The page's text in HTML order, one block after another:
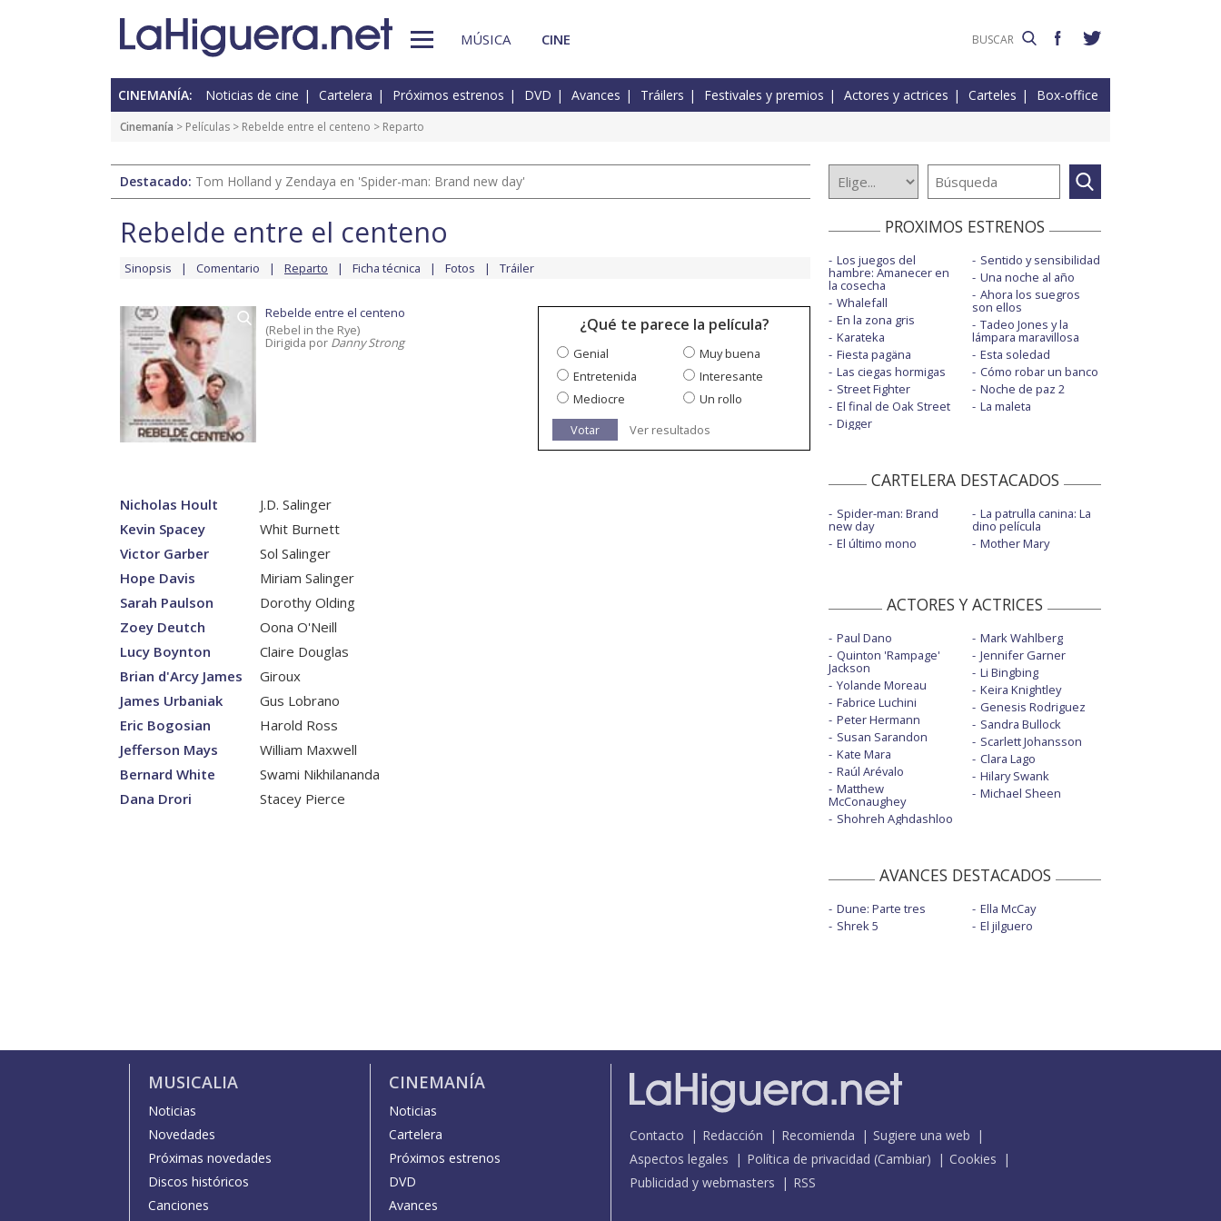
MÚSICA CINE
CINEMANÍA: Noticias de cine Cartelera Próximos estrenos DVD Avances Tráilers Festivales y premios Actores y actrices Carteles Box-office
Cinemanía > Películas > Rebelde entre el centeno > Reparto
Destacado: Tom Holland y Zendaya en 'Spider-man: Brand new day'
Rebelde entre el centeno
Sinopsis Comentario Reparto Ficha técnica Fotos Tráiler
Rebelde entre el centeno
(Rebel in the Rye)
Dirigida por Danny Strong
¿Qué te parece la película?
Genial
Muy buena
Entretenida
Interesante
Mediocre
Un rollo
Votar
Ver resultados
Nicholas Hoult
J.D. Salinger
Kevin Spacey
Whit Burnett
Victor Garber
Sol Salinger
Hope Davis
Miriam Salinger
Sarah Paulson
Dorothy Olding
Zoey Deutch
Oona O'Neill
Lucy Boynton
Claire Douglas
Brian d'Arcy James
Giroux
James Urbaniak
Gus Lobrano
Eric Bogosian
Harold Ross
Jefferson Mays
William Maxwell
Bernard White
Swami Nikhilananda
Dana Drori
Stacey Pierce
PROXIMOS ESTRENOS
Los juegos del
hambre: Amanecer en
la cosecha
Whalefall
En la zona gris
Karateka
Fiesta pagäna
Las ciegas hormigas
Street Fighter
El final de Oak Street
Digger
Sentido y sensibilidad
Una noche al año
Ahora los suegros
son ellos
Tadeo Jones y la
lámpara maravillosa
Esta soledad
Cómo robar un banco
Noche de paz 2
La maleta
CARTELERA DESTACADOS
Spider-man: Brand
new day
El último mono
La patrulla canina: La
dino película
Mother Mary
ACTORES Y ACTRICES
Paul Dano
Quinton 'Rampage'
Jackson
Yolande Moreau
Fabrice Luchini
Peter Hermann
Susan Sarandon
Kate Mara
Raúl Arévalo
Matthew
McConaughey
Shohreh Aghdashloo
Mark Wahlberg
Jennifer Garner
Li Bingbing
Keira Knightley
Genesis Rodriguez
Sandra Bullock
Scarlett Johansson
Clara Lago
Hilary Swank
Michael Sheen
AVANCES DESTACADOS
Dune: Parte tres
Shrek 5
Ella McCay
El jilguero
MUSICALIA
Noticias
Novedades
Próximas novedades
Discos históricos
Canciones
CINEMANÍA
Noticias
Cartelera
Próximos estrenos
DVD
Avances
Contacto Redacción Recomienda
Sugiere una web
Aspectos legales
Política de privacidad (Cambiar)
Cookies
Publicidad y webmasters
RSS